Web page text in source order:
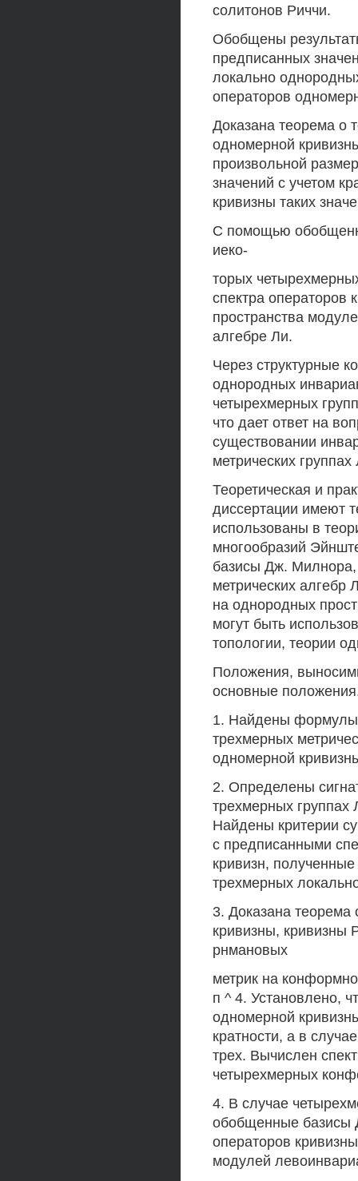
солитонов Риччи.
Обобщены
предписанных
локально
операторов
Доказана теорема о
одномерной
произвольной
значений с учетом
кривизны таких
С помощью
иеко-
торых
спектра операторов
пространства
алгебре Ли.
Через структурные
однородных
четырехмерных
что дает ответ на
существовании
метрических
Теоретическая и
диссертации имеют
использованы в
многообразий
базисы Дж. Милнора,
метрических алгебр
на однородных
могут быть
топологии, теории
Положения,
основные
1. Найдены формулы
трехмерных
одномерной
2. Определены
трехмерных группах
Найдены критерии
с предписанными
кривизн,
трехмерных
3. Доказана теорема
кривизны, кривизны
рнмановых
метрик на
п ^ 4. Установлено,
одномерной
кратности, а в
трех. Вычислен
четырехмерных
4. В случае
обобщенные базисы
операторов
модулей